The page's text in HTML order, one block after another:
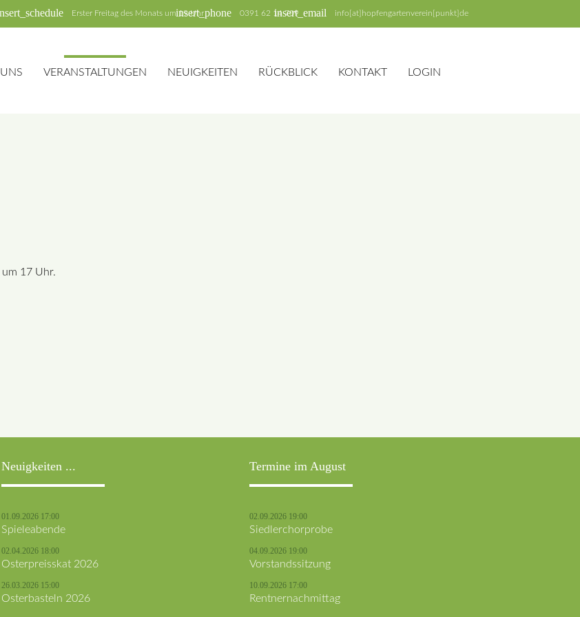
insert_email info[at]hopfengartenverein[punkt]de
insert_phone 0391 62 14 709
Erster Freitag des Monats um 19 Uhr
VERANSTALTUNGEN NEUIGKEITEN RÜCKBLICK KONTAKT LOGIN
17 Uhr.
Neuigkeiten ...
01.09.2026 17:00
Spieleabende
02.04.2026 18:00
Osterpreisskat 2026
26.03.2026 15:00
Osterbasteln 2026
Termine im August
02.09.2026 19:00
Siedlerchorprobe
04.09.2026 19:00
Vorstandssitzung
10.09.2026 17:00
Rentnernachmittag